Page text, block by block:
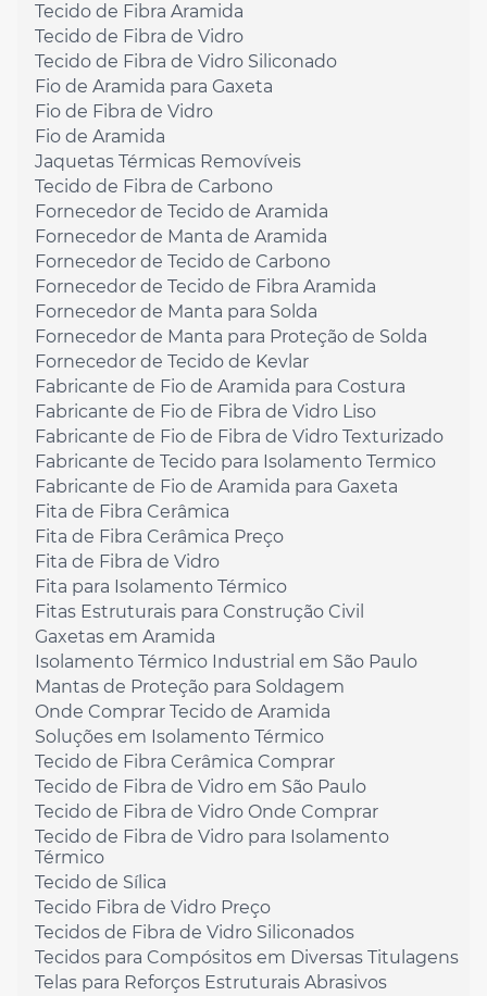
Tecido de Fibra Aramida
Tecido de Fibra de Vidro
Tecido de Fibra de Vidro Siliconado
Fio de Aramida para Gaxeta
Fio de Fibra de Vidro
Fio de Aramida
Jaquetas Térmicas Removíveis
Tecido de Fibra de Carbono
Fornecedor de Tecido de Aramida
Fornecedor de Manta de Aramida
Fornecedor de Tecido de Carbono
Fornecedor de Tecido de Fibra Aramida
Fornecedor de Manta para Solda
Fornecedor de Manta para Proteção de Solda
Fornecedor de Tecido de Kevlar
Fabricante de Fio de Aramida para Costura
Fabricante de Fio de Fibra de Vidro Liso
Fabricante de Fio de Fibra de Vidro Texturizado
Fabricante de Tecido para Isolamento Termico
Fabricante de Fio de Aramida para Gaxeta
Fita de Fibra Cerâmica
Fita de Fibra Cerâmica Preço
Fita de Fibra de Vidro
Fita para Isolamento Térmico
Fitas Estruturais para Construção Civil
Gaxetas em Aramida
Isolamento Térmico Industrial em São Paulo
Mantas de Proteção para Soldagem
Onde Comprar Tecido de Aramida
Soluções em Isolamento Térmico
Tecido de Fibra Cerâmica Comprar
Tecido de Fibra de Vidro em São Paulo
Tecido de Fibra de Vidro Onde Comprar
Tecido de Fibra de Vidro para Isolamento
Térmico
Tecido de Sílica
Tecido Fibra de Vidro Preço
Tecidos de Fibra de Vidro Siliconados
Tecidos para Compósitos em Diversas Titulagens
Telas para Reforços Estruturais Abrasivos